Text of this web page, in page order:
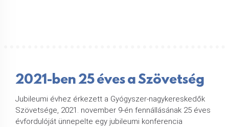
2021-ben 25 éves a Szövetség
Jubileumi évhez érkezett a Gyógyszer-nagykereskedők
Szövetsége, 2021. november 9-én fennállásának 25 éves
évfordulóját ünnepelte egy jubileumi konferencia